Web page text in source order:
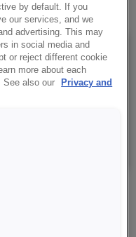
by default. If you
our services, and we
advertising. This may
in social media and
or reject different cookie
more about each
See also our
Privacy and